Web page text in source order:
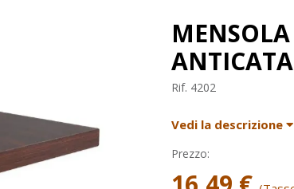
Rif. 4202
Vedi la descrizione
Prezzo: